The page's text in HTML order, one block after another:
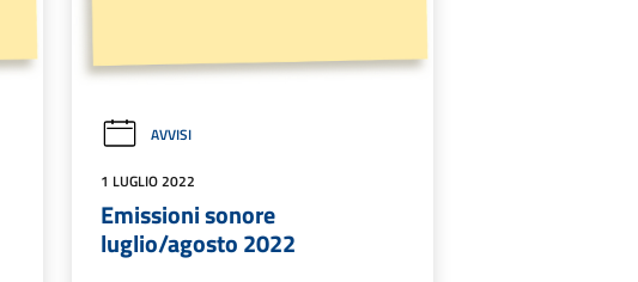
AVVISI
1 LUGLIO 2022
Emissioni sonore
luglio/agosto 2022